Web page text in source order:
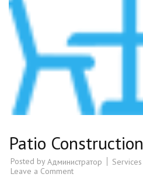
Patio Construction
Posted by Администратор Services
Leave a Comment